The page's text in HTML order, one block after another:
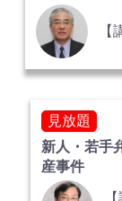
見放題
新人・若手
産事件